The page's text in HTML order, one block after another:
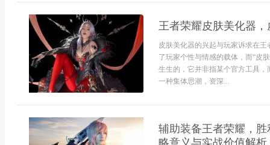
王者荣耀皮肤美化器
皮肤美化器的兴起与玩家诉求在
了玩家个性与情感的载体，而“皮
生生的，它并非指某个官方工具
一种集体思潮，资深...
辅助装备王者荣耀，
略意义与实战价值解析